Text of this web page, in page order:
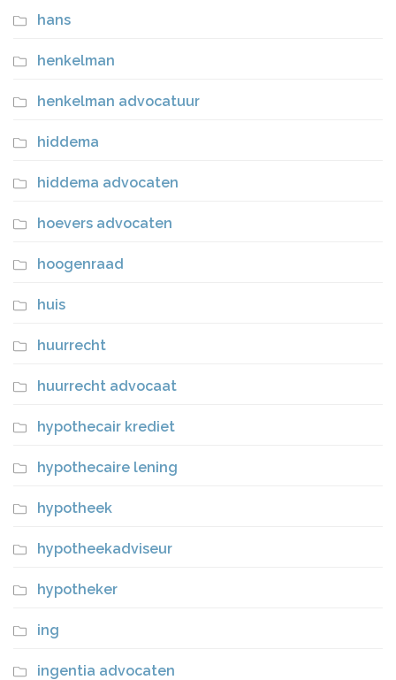
hans
henkelman
henkelman advocatuur
hiddema
hiddema advocaten
hoevers advocaten
hoogenraad
huis
huurrecht
huurrecht advocaat
hypothecair krediet
hypothecaire lening
hypotheek
hypotheekadviseur
hypotheker
ing
ingentia advocaten